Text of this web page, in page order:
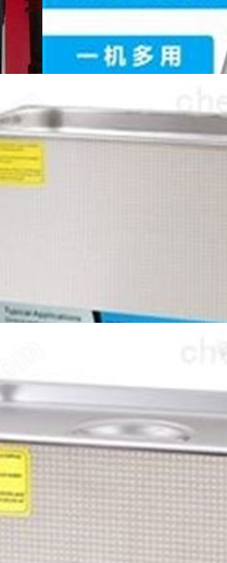
42
更新时间：2025-08-
29
HOT
￥2000
超声波清洗机
更新时间：2025-04-
13
HOT
面议